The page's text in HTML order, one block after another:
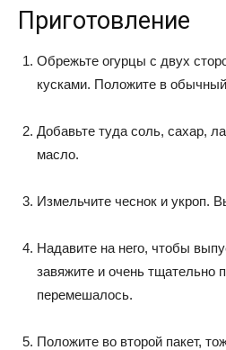
Приготовление
Обрежьте огурцы с двух
кусками. Положите в
Добавьте туда соль, сахар,
масло.
Измельчите чеснок и укроп.
Надавите на него, чтобы
завяжите и очень тщательно
перемешалось.
Положите во второй пакет,